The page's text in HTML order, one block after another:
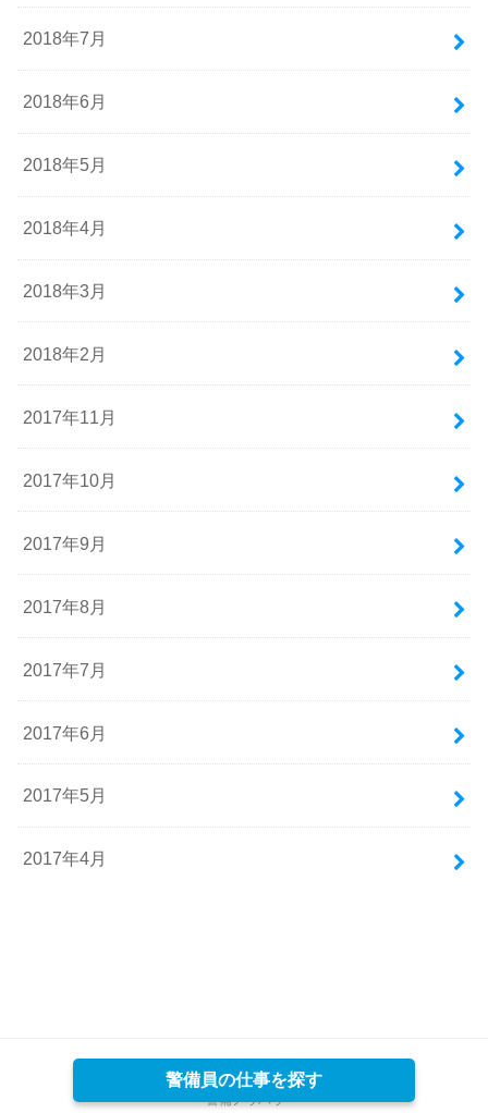
警備員の仕事を探す
2018年7月
2018年6月
2018年5月
2018年4月
2018年3月
2018年2月
2017年11月
2017年10月
2017年9月
2017年8月
2017年7月
2017年6月
2017年5月
2017年4月
ホーム
警備ノウハウ